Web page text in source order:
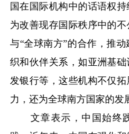
国在国际机构中的话语权持
为改善现存国际秩序中的
与“全球南方”的合作，推
织和伙伴关系，如亚洲基
发银行等，这些机构不仅
力，还为全球南方国家的发
文章表示，中国始终